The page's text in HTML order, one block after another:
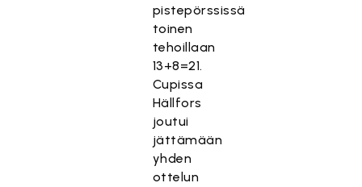
pistepörssissä
toinen
tehoillaan
13+8=21.
Cupissa
Hällfors
joutui
jättämään
yhden
ottelun